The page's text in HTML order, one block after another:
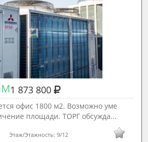
1 873 800
офис 1800 м2. Возможно уме
площади. ТОРГ обсужда...
Этаж/Этажность:9/12